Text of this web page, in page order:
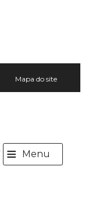
Mapa do site
≡ Menu